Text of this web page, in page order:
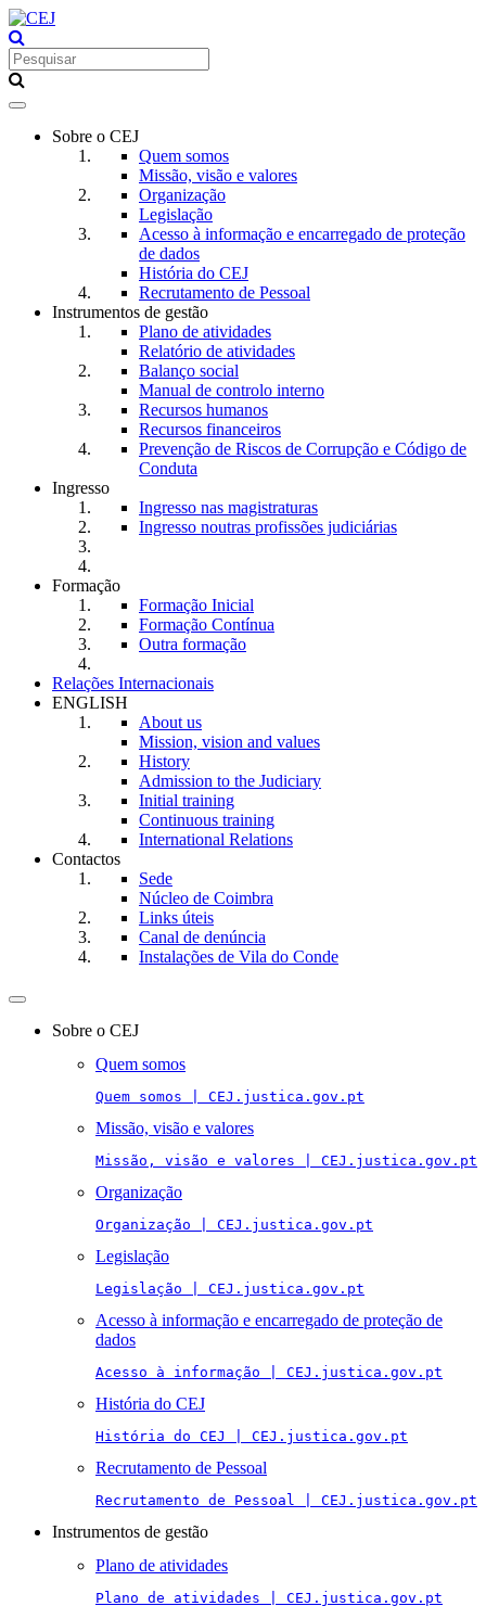
Toggle
navigationSobre o CEJ
Quem somos
Missão, visão e valores
Organização
Legislação
Acesso à informação e encarregado de proteção
de dados
História do CEJ
Recrutamento de Pessoal
Instrumentos de gestão
Plano de atividades
Relatório de atividades
Balanço social
Manual de controlo interno
Recursos humanos
Recursos financeiros
Prevenção de Riscos de Corrupção e Código de
Conduta
Ingresso
Ingresso nas magistraturas
Ingresso noutras profissões judiciárias
Formação
Formação Inicial
Formação Contínua
Outra formação
Relações Internacionais
ENGLISH
About us
Mission, vision and values
History
Admission to the Judiciary
Initial training
Continuous training
International Relations
Contactos
Sede
Núcleo de Coimbra
Links úteis
Canal de denúncia
Instalações de Vila do Conde
Toggle
navigationSobre o CEJ
Quem somos
Quem somos | CEJ.justica.gov.pt
Missão, visão e valores
Missão, visão e valores | CEJ.justica.gov.pt
Organização
Organização | CEJ.justica.gov.pt
Legislação
Legislação | CEJ.justica.gov.pt
Acesso à informação e encarregado de proteção de
dados
Acesso à informação | CEJ.justica.gov.pt
História do CEJ
História do CEJ | CEJ.justica.gov.pt
Recrutamento de Pessoal
Recrutamento de Pessoal | CEJ.justica.gov.pt
Instrumentos de gestão
Plano de atividades
Plano de atividades | CEJ.justica.gov.pt